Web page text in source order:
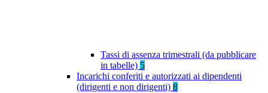
Tassi di assenza trimestrali (da pubblicare
in tabelle) 5
Incarichi conferiti e autorizzati ai dipendenti
(dirigenti e non dirigenti) 8